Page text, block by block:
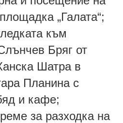
„Галата“;
към
Бряг от
Шатра в
Планина с
и кафе;
за разходка на